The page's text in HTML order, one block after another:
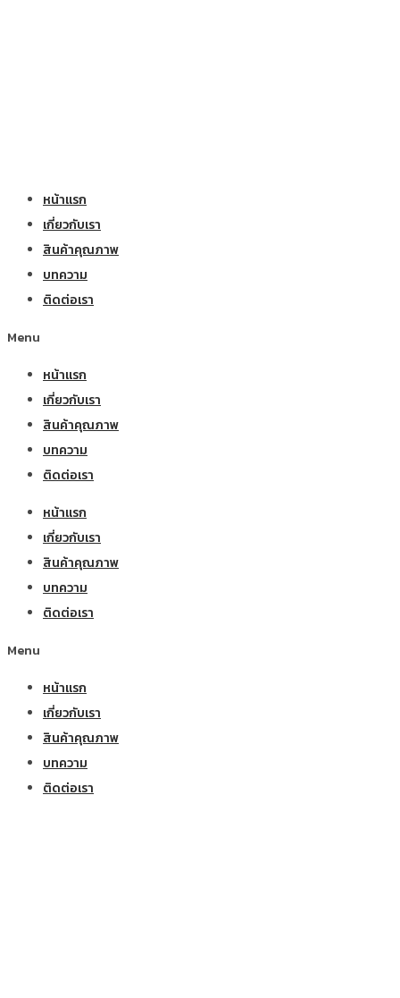
หน้าแรก
เกี่ยวกับเรา
สินค้าคุณภาพ
บทความ
ติดต่อเรา
Menu
หน้าแรก
เกี่ยวกับเรา
สินค้าคุณภาพ
บทความ
ติดต่อเรา
หน้าแรก
เกี่ยวกับเรา
สินค้าคุณภาพ
บทความ
ติดต่อเรา
Menu
หน้าแรก
เกี่ยวกับเรา
สินค้าคุณภาพ
บทความ
ติดต่อเรา